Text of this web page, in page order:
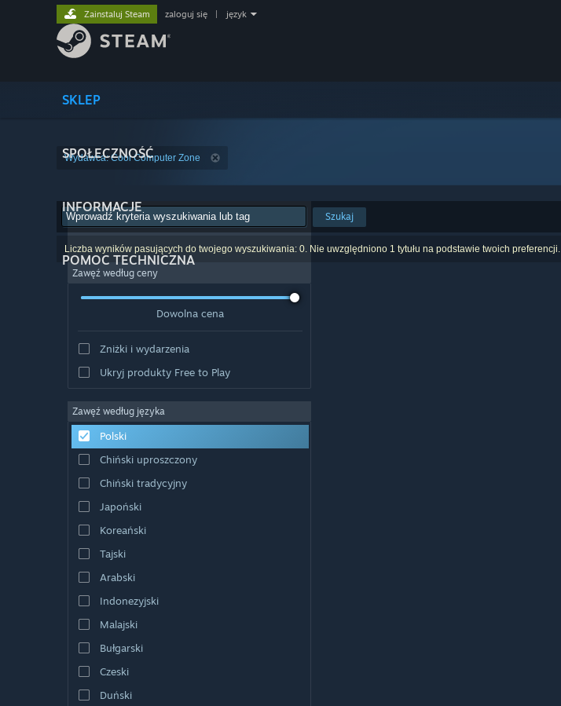
SKLEP
SPOŁECZNOŚĆ
INFORMACJE
POMOC TECHNICZNA
Zainstaluj Steam zaloguj się język
Wydawca: Cool Computer Zone
Szukaj
Liczba wyników pasujących do twojego wyszukiwania: 0. Nie uwzględniono 1 tytułu na podstawie twoich preferencji.
Zawęź według ceny
Dowolna cena
Zniżki i wydarzenia
Ukryj produkty Free to Play
Zawęź według języka
Polski
Chiński uproszczony
Chiński tradycyjny
Japoński
Koreański
Tajski
Arabski
Indonezyjski
Malajski
Bułgarski
Czeski
Duński